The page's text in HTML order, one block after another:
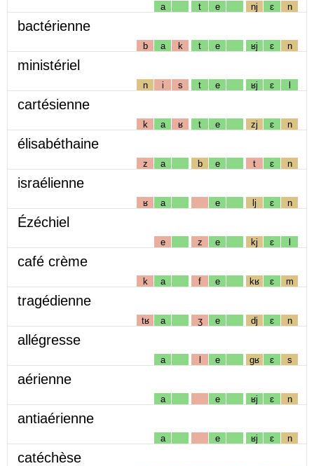
a t e nj ɛ n
bactérienne
b a k t e ʁj ɛ n
ministériel
n i s t e ʁj ɛ l
cartésienne
k a ʁ t e zj ɛ n
élisabéthaine
z a b e t ɛ n
israélienne
ʁ a e lj ɛ n
Ézéchiel
e z e kj ɛ l
café crème
k a f e kʁ ɛ m
tragédienne
tʁ a ʒ e dj ɛ n
allégresse
a l e gʁ ɛ s
aérienne
a e ʁj ɛ n
antiaérienne
a e ʁj ɛ n
catéchèse